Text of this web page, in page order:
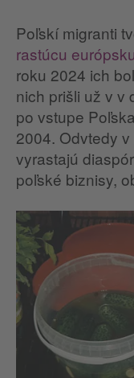
Poľskí migranti
rastúcu
roku 2024 ich
nich prišli už v v
po vstupe
2004. Odvtedy
vyrastajú
poľské biznisy,